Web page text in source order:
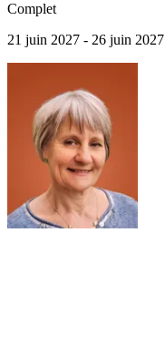
Complet
21 juin 2027 - 26 juin 2027